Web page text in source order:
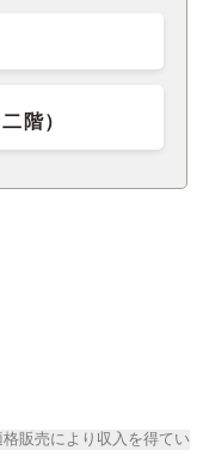
階）
販売により収入を得てい